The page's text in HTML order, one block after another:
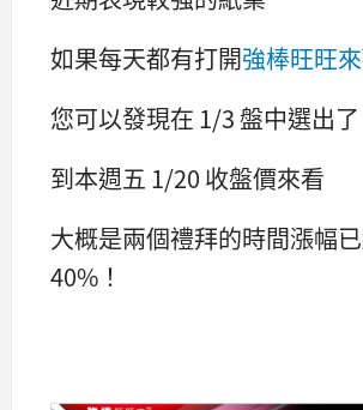
如果每天都有打開強棒旺旺來
您可以發現在 1/3 盤中選出了
到本週五 1/20 收盤價來看
大概是兩個禮拜的時間漲幅
40%！